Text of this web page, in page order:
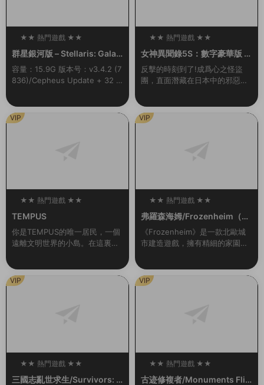
★★ 熱門遊戲 ★★
群星銀河版 – Stellaris: Galax
y Edition
容量：15.9G 版本号：v3.4.2 (7
836)/Cepheus Update + 32 D
★★ 熱門遊戲 ★★
100
女神異聞錄5S：數字豪華版 –
persona 5 Strikers: Digital
Deluxe Edition
反擊的時刻到了!成爲心之怪盜
團，直面潛藏在日本中的邪惡。
變……揭露真相，奪回在事件中
心的人們被囚禁的心靈！...
★★ 熱門遊戲 ★★
TEMPUS
你是TEMPUS的唯一居民，一個
遠離文明世界的小島。在這裏，
現，伴随着雷鳴般的聲音。從那
一刻起，一切都變...
VIP
★★ 熱門遊戲 ★★
100
弗羅森海姆/Frozenheim（v1.
2.0.1）
《Frozenheim》是一款北歐城
市建造遊戲，擁有精細的家園管
難險阻，跨越季節，年複一年地
發展壯大。建...
VIP
★★ 熱門遊戲 ★★
三國志亂世求生/Survivors: T
VIP
★★ 熱門遊戲 ★★
100
古迹修複者/Monuments Flip
VIP